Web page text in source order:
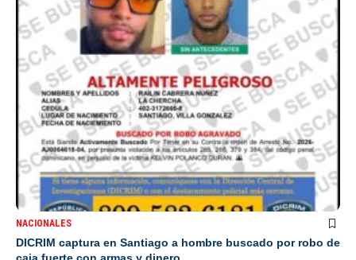
NACIONALES
DICRIM captura en Santiago a hombre buscado por robo de